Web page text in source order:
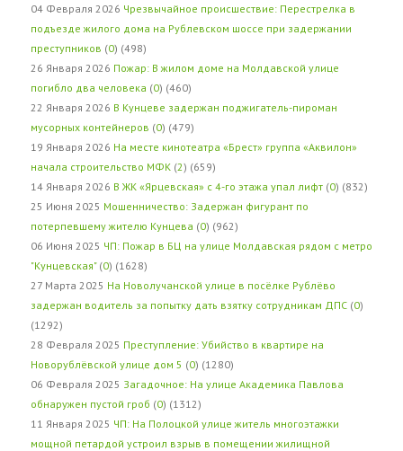
04 Февраля 2026 Чрезвычайное происшествие: Перестрелка в
подъезде жилого дома на Рублевском шоссе при задержании
преступников (0) (498)
26 Января 2026 Пожар: В жилом доме на Молдавской улице
погибло два человека (0) (460)
22 Января 2026 В Кунцеве задержан поджигатель-пироман
мусорных контейнеров (0) (479)
19 Января 2026 На месте кинотеатра «Брест» группа «Аквилон»
начала строительство МФК (2) (659)
14 Января 2026 В ЖК «Ярцевская» с 4-го этажа упал лифт (0) (832)
25 Июня 2025 Мошенничество: Задержан фигурант по
потерпевшему жителю Кунцева (0) (962)
06 Июня 2025 ЧП: Пожар в БЦ на улице Молдавская рядом с метро
"Кунцевская" (0) (1628)
27 Марта 2025 На Новолучанской улице в посёлке Рублёво
задержан водитель за попытку дать взятку сотрудникам ДПС (0)
(1292)
28 Февраля 2025 Преступление: Убийство в квартире на
Новорублёвской улице дом 5 (0) (1280)
06 Февраля 2025 Загадочное: На улице Академика Павлова
обнаружен пустой гроб (0) (1312)
11 Января 2025 ЧП: На Полоцкой улице житель многоэтажки
мощной петардой устроил взрыв в помещении жилищной